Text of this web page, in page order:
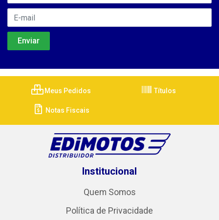
Meus Pedidos Títulos
Notas Fiscais
Institucional
Quem Somos
Política de Privacidade